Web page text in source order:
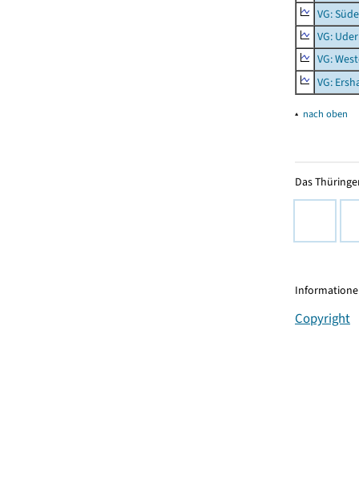
VG:
VG: Uder
VG:
VG:
▴ nach oben
Das
Copyright